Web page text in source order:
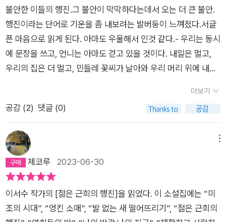
화길) 비포장도로의 돌을 치우고 그곳에 핀 몇 안 되는 민들레 홀
씨를 불어 꽃을 퍼트린다. 문학평론가 소유정은 이서수의 소설을
두고 “지금의 시대를 정확하게 바라보는 일이자 우리의 모습이기
도 한 인물들을 한 걸음 떨어진 자리에서 지켜보며 감정을 나누는
일”이라고 이야기한다. 허구의 인물이지만 어딘가에서 꼭 저런
다. 우리가 통과 중인 시절을 문학으로 비춰보기를 묵묵하게 수행
하는 작가의 걸음걸음에 독자들이 함께하는 날, 우리 모두의 행진
이 기꺼이 시작될 것이다. 서로 다른 속도의 걸음으로, 하지만 누
구 하나 뒤처지지 않은 채로. 한 가지는 알 것 같다. 근희의 행진
은 나의 행진과 명백히 다를 것이란 걸. 나는 손가락을 움직여 댓
글을 달았다. (……) 이걸 근희가 볼 수도 있다. 나는 뺨으로 흘러
어쩐지 졌다는 심정으로. 나의 동생 근희와 관종 오근희를 바라보
는 이 세상을 향해. —나의 동생 많관부 나의 동생, 많은 관심 부
고, 중절 수술 후 공사 소음 때문에 쉴 수 없는 원래 방을 떠나 공
실 원룸에 몰래 숨어들다 쫓겨나고, 엄마가 반지하 빌라를 세 끼
고 사는 바람에 나와 애인이 사는 집에 꼽사리 끼고, 부부가 아파
트를 못 사서 마음이 아프지만 지구는 내 거고, 덮밥집은 손님이
없어 월세 만큼도 못 번다. 부동산 중개인이 이만큼 많이 나온 소
설책 못 봤어. 서수 언니 아무래도 법대 나와서 공인중개사 자격
증을 따 놓은 모양이다. 전문가야 제법… 문제는, 너무 많은 부분
써버렸다. 한쪽만 반지하야 하는 집이라든가, 집 사고 싶은 염원
을 담은 커플이라든가, 가망 없는 유튜버라든가(이건 현실세계에
너무 흔하지만), 외계인 타령을 하는 엉뚱한 사람이라든가, 심지
어 모델하우스 소설 등장인물 중에 경현이가 있는데 여기도 경현
이 나오고, 경현의 부인은 연희인데 이 소설집에서는 연희동을 돌
아다녀……이건 너무 어거지지만 ㅋㅋㅋ비슷한 게 너무 많아서
불안한 이들의 행진.그 불안이 막막하다는데서 오는 더 큰 불안.
행진이라는 단어로 기운을 좀 내보려는 발버둥이 느껴졌다.서글
픈 마음으로 읽게 된다. 아마도 우울해서 인것 같다.- 우리는 동시
에 문장을 쓰고, 언니는 아마도 걷고 있을 것이다. 내일은 멀고,
우리의 집은 더 멀고, 민들레 꽃씨가 날아와 우리 머리 위에 내려
만히 고개를 끄덕이더니 내게서 다짐을 받아냈다. 우리, 할 말은
꼭 하고 살자. - 185, 연희동의 밤2023. jul. #젊은근희의행진 #
더보기
공감 (2) 댓글 (0)
제코루 2023-06-30
이서수 작가의 [젊은 근희의 행진]을 읽었다. 이 소설집에는 “미
조의 시대”, “엉킨 소매”, “발 없는 새 떨어뜨리기”, “젊은 근희의